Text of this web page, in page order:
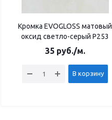
Кромка EVOGLOSS матовый
оксид светло-серый Р253
35руб./м.
В корзину